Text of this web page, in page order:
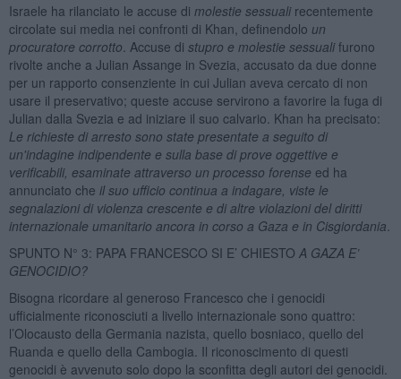
Israele ha rilanciato le accuse di molestie sessualirecentemente
circolate sui media nei confronti di Khan, definendolo un
procuratore corrotto . Accuse di stupro e molestie sessualifurono
rivolte anche a Julian Assange in Svezia, accusato da due donne
per un rapporto consenziente in cui Julian aveva cercato di non
usare il preservativo; queste accuse servirono a favorire la fuga di
Julian dalla Svezia e ad iniziare il suo calvario. Khan ha precisato:
Le richieste di arresto sono state presentate a seguito di
un'indagine indipendente e sulla base di prove oggettive e
verificabili, esaminate attraverso un processo forense ed ha
annunciato che il suo ufficio continua a indagare, viste le
segnalazioni di violenza crescente e di altre violazioni del diritti
internazionale umanitario ancora in corso a Gaza e in Cisgiordania
SPUNTO N° 3: PAPA FRANCESCO SI E’ CHIESTO A GAZA E’
GENOCIDIO?
Bisogna ricordare al generoso Francesco che i genocidi
ufficialmente riconosciuti a livello internazionale sono quattro:
l’Olocausto della Germania nazista, quello bosniaco, quello del
Ruanda e quello della Cambogia. Il riconoscimento di questi
genocidi è avvenuto solo dopo la sconfitta degli autori dei genocidi.